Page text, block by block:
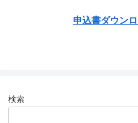
申込書ダウン
検索